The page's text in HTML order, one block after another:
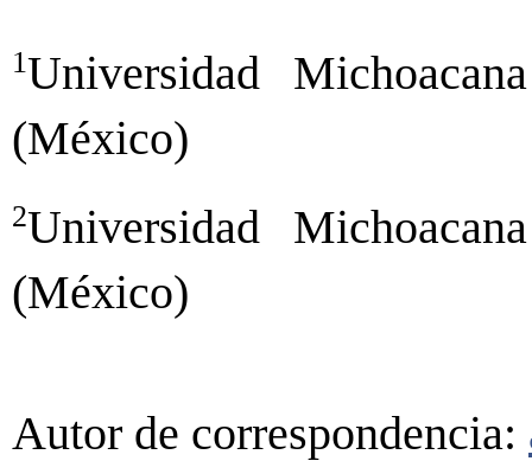
1Universidad
(México)
2Universidad
(México)
Autor de correspondencia: